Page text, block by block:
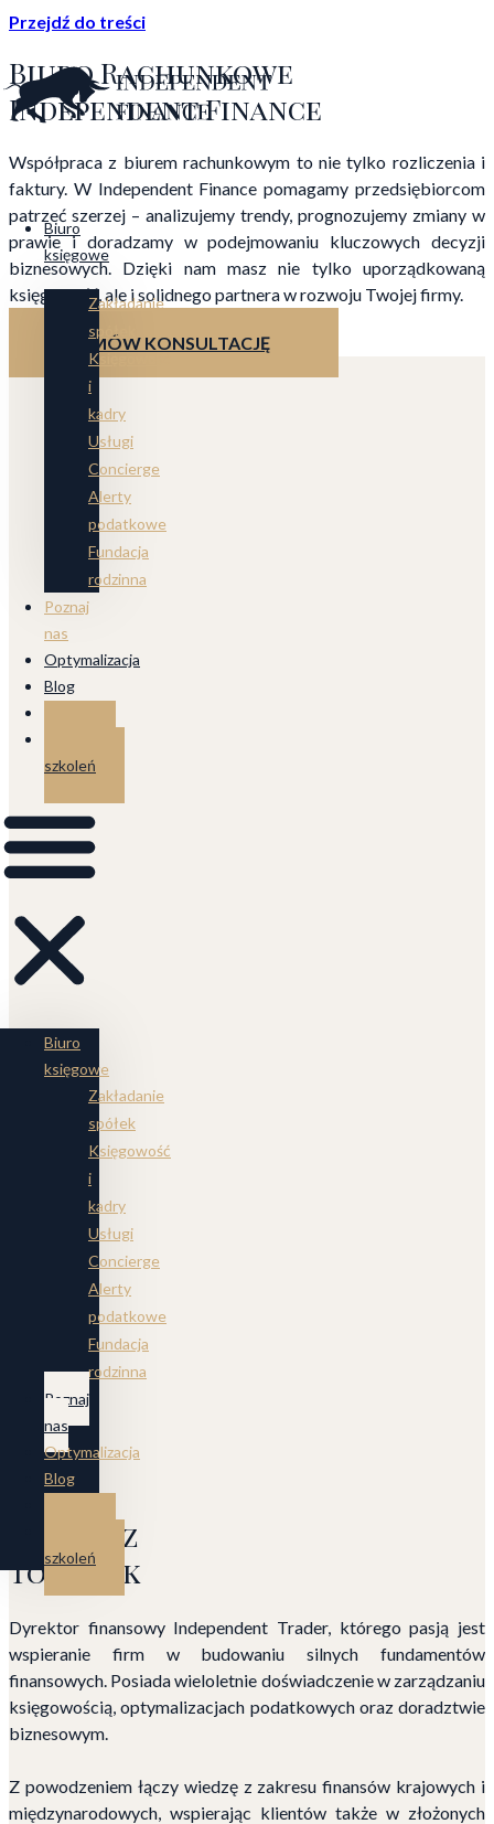
Przejdź do treści
Biuro
księgowe
Zakładanie
spółek
Księgowość
i
kadry
Usługi
Concierge
Alerty
podatkowe
Fundacja
rodzinna
Poznaj
nas
Optymalizacja
Blog
szkoleń
Biuro
księgowe
Zakładanie
spółek
Księgowość
i
kadry
Usługi
Concierge
Alerty
podatkowe
Fundacja
rodzinna
Poznaj
nas
Optymalizacja
Blog
szkoleń
Biuro Rachunkowe
Independent Finance
Współpraca z biurem rachunkowym to nie tylko rozliczenia i
faktury. W Independent Finance pomagamy przedsiębiorcom
patrzeć szerzej – analizujemy trendy, prognozujemy zmiany w
prawie i doradzamy w podejmowaniu kluczowych decyzji
biznesowych. Dzięki nam masz nie tylko uporządkowaną
księgowość, ale i solidnego partnera w rozwoju Twojej firmy.
UMÓW KONSULTACJĘ
Mateusz
Tomczyk
Dyrektor finansowy Independent Trader, którego pasją jest
wspieranie firm w budowaniu silnych fundamentów
finansowych. Posiada wieloletnie doświadczenie w zarządzaniu
księgowością, optymalizacjach podatkowych oraz doradztwie
biznesowym.
Z powodzeniem łączy wiedzę z zakresu finansów krajowych i
międzynarodowych, wspierając klientów także w złożonych